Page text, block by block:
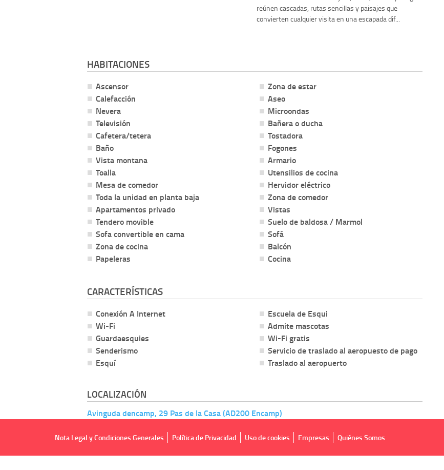
reúnen cascadas, rutas sencillas y paisajes que
convierten cualquier visita en una escapada dif...
HABITACIONES
Ascensor
Calefacción
Nevera
Televisión
Cafetera/tetera
Baño
Vista montana
Toalla
Mesa de comedor
Toda la unidad en planta baja
Apartamentos privado
Tendero movible
Sofa convertible en cama
Zona de cocina
Papeleras
Zona de estar
Aseo
Microondas
Bañera o ducha
Tostadora
Fogones
Armario
Utensilios de cocina
Hervidor eléctrico
Zona de comedor
Vistas
Suelo de baldosa / Marmol
Sofá
Balcón
Cocina
CARACTERÍSTICAS
Conexión A Internet
Wi-Fi
Guardaesquies
Senderismo
Esquí
Escuela de Esqui
Admite mascotas
Wi-Fi gratis
Servicio de traslado al aeropuesto de pago
Traslado al aeropuerto
LOCALIZACIÓN
Avinguda dencamp, 29 Pas de la Casa (AD200 Encamp)
Nota Legal y Condiciones Generales Política de Privacidad Uso de cookies Empresas Quiénes Somos